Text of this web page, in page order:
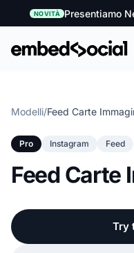
NOVITÀ Presentiamo
Modelli/Feed Carte
Pro Instagram Feed
Feed Carte
Try